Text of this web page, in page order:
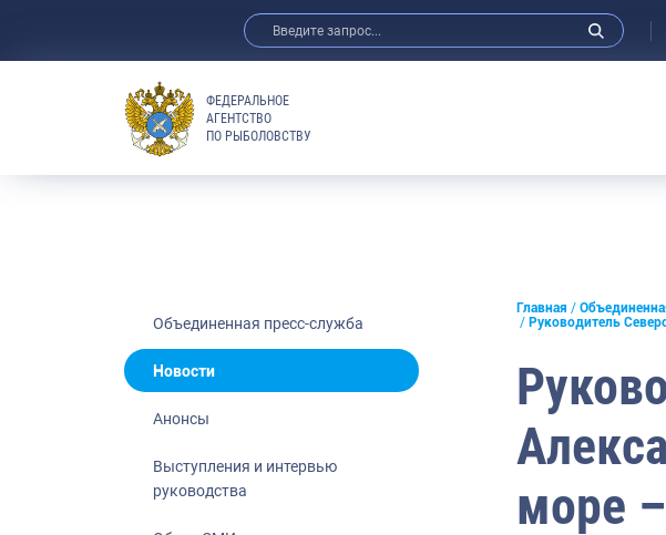
Анонсы
Отраслевые СМИ
Выставки и конференции
Научно-практическая литература
Рыбоохрана России
Отрасль в цифрах
ФЕДЕРАЛЬНОЕ
АГЕНТСТВО
ПО РЫБОЛОВСТВУ
Объединенная пресс-служба
Новости
Анонсы
Выступления и интервью
руководства
Главная
Руководитель
море